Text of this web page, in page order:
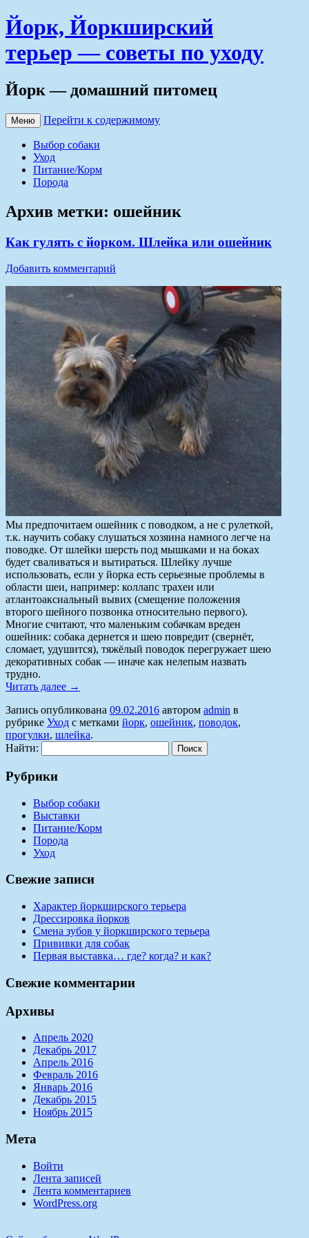
Йорк, Йоркширский
терьер — советы по уходу
Йорк — домашний питомец
Меню Перейти к содержимому
Выбор собаки
Уход
Питание/Корм
Порода
Архив метки: ошейник
Как гулять с йорком. Шлейка или ошейник
Добавить комментарий
Мы предпочитаем ошейник с поводком, а не с рулеткой,
т.к. научить собаку слушаться хозяина намного легче на
поводке. От шлейки шерсть под мышками и на боках
будет сваливаться и вытираться. Шлейку лучше
использовать, если у йорка есть серьезные проблемы в
области шеи, например: коллапс трахеи или
атлантоаксиальный вывих (смещение положения
второго шейного позвонка относительно первого).
Многие считают, что маленьким собачкам вреден
ошейник: собака дернется и шею повредит (свернёт,
сломает, удушится), тяжёлый поводок перегружает шею
декоративных собак — иначе как нелепым назвать
трудно.
Читать далее →
Запись опубликована 09.02.2016 автором admin в
рубрике Уход с метками йорк, ошейник, поводок,
прогулки, шлейка.
Найти:
Рубрики
Выбор собаки
Выставки
Питание/Корм
Порода
Уход
Свежие записи
Характер йоркширского терьера
Дрессировка йорков
Смена зубов у йоркширского терьера
Прививки для собак
Первая выставка… где? когда? и как?
Свежие комментарии
Архивы
Апрель 2020
Декабрь 2017
Апрель 2016
Февраль 2016
Январь 2016
Декабрь 2015
Ноябрь 2015
Мета
Войти
Лента записей
Лента комментариев
WordPress.org